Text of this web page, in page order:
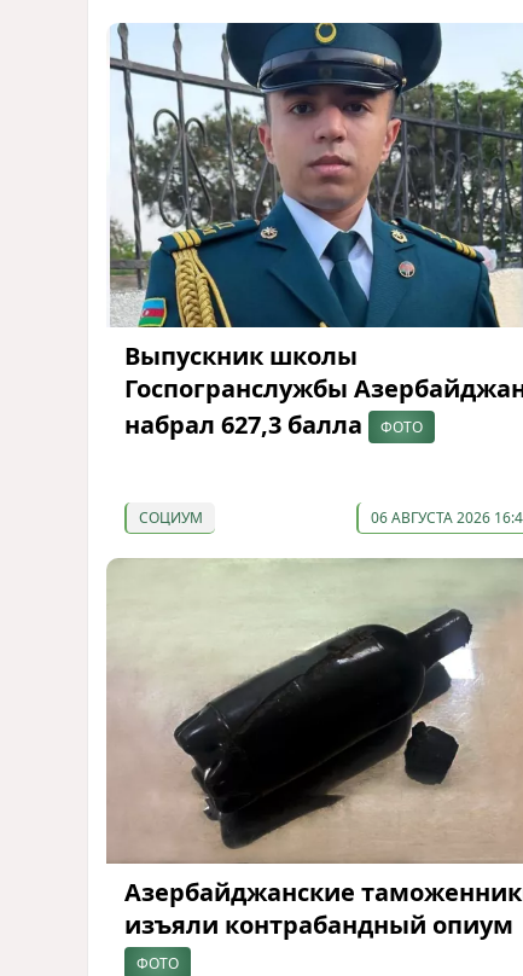
Выпускник школы
Госпогранслужбы
набрал 627,3 балла
ФОТО
СОЦИУМ 06 АВГУСТА 2026
Азербайджанские
изъяли контрабандный опиум
ФОТО